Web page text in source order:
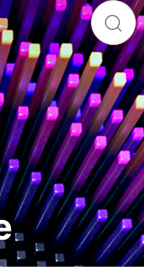
ВЭИ
ПОИСК